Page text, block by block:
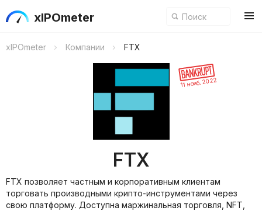
xIPOmeter
xIPOmeter Компании FTX
11 нояб. 2022
FTX
FTX позволяет частным и корпоративным клиентам
торговать производными крипто-инструментами через
свою платформу. Доступна маржинальная торговля, NFT,